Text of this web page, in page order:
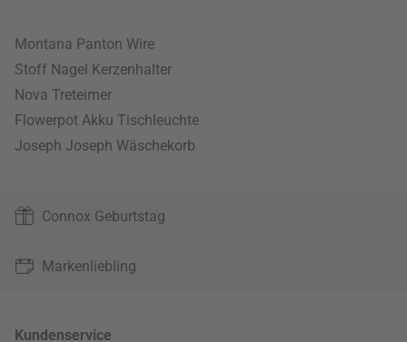
Montana Panton Wire
Stoff Nagel Kerzenhalter
Nova Treteimer
Flowerpot Akku Tischleuchte
Joseph Joseph Wäschekorb
Connox Geburtstag
Markenliebling
Kundenservice